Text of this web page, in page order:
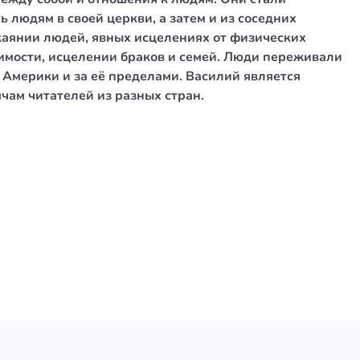
в своей церкви, а затем и из соседних
людей, явных исцелениях от физических
исцелении браков и семей. Люди переживали
и за её пределами. Василий является
читателей из разных стран.